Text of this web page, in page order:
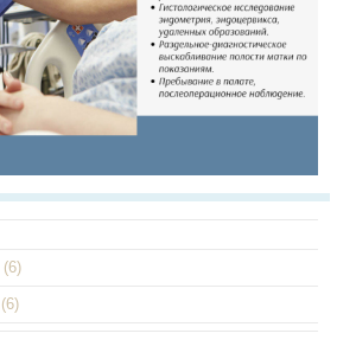
(6)
(6)